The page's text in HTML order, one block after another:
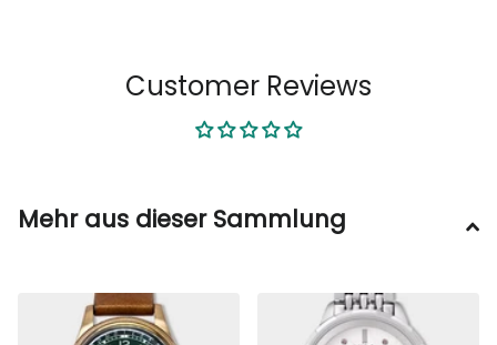
Customer Reviews
Mehr aus dieser Sammlung